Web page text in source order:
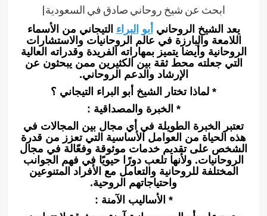
ابحث عن شيخ روحاني صادق في السعودية|
يعد الشيخ الروحاني أبو البراء التيجاني من الأسماء
اللامعة والبارزة في عالم الروحانيات والاستشارات
الروحانية وأيضا يتميز بمهاراته الفريدة وقدراته العالية
التي جعلته محط ثقة بين الكثيرين ممن يبحثون عن
الإرشاد والدعم الروحاني.
* لماذا تختار الشيخ أبو البراء التيجاني ؟
* الخبرة والمصداقية :
تعتبر الخبرة الطويلة في أي مجال بين المجالات في
هذه الحياة من العوامل الأساسية التي تعزز من قدرة
الشخص على تقديم خدمات موثوقة وفعّالة في مجال
الروحانيات. ولأنها تلعب دورًا حيويًا في فهم الجوانب
المختلفة للروحانية والتعامل مع الأفراد المتنوعين
واحتياجاتهم الروحية.
* الأساليب الآمنة :